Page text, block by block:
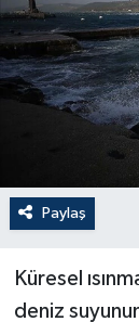
Paylaş
Küresel
deniz